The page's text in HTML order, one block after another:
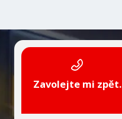
Zavolejte mi zpět.